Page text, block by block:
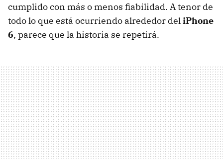
cumplido con más o menos fiabilidad. A tenor de
todo lo que está ocurriendo alrededor deliPhone
6, parece que la historia se repetirá.